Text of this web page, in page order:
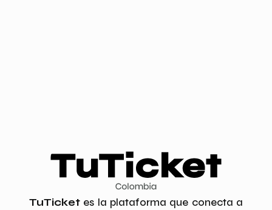
TuTicket es la plataforma que conecta a